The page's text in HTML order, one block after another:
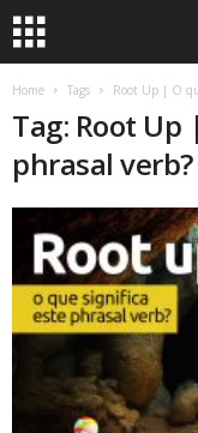
Home Tags Root Up | O
Tag: Root
phrasal verb?